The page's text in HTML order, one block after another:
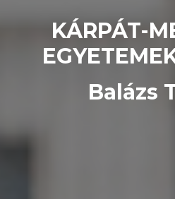
KÁRPÁT-
Balázs